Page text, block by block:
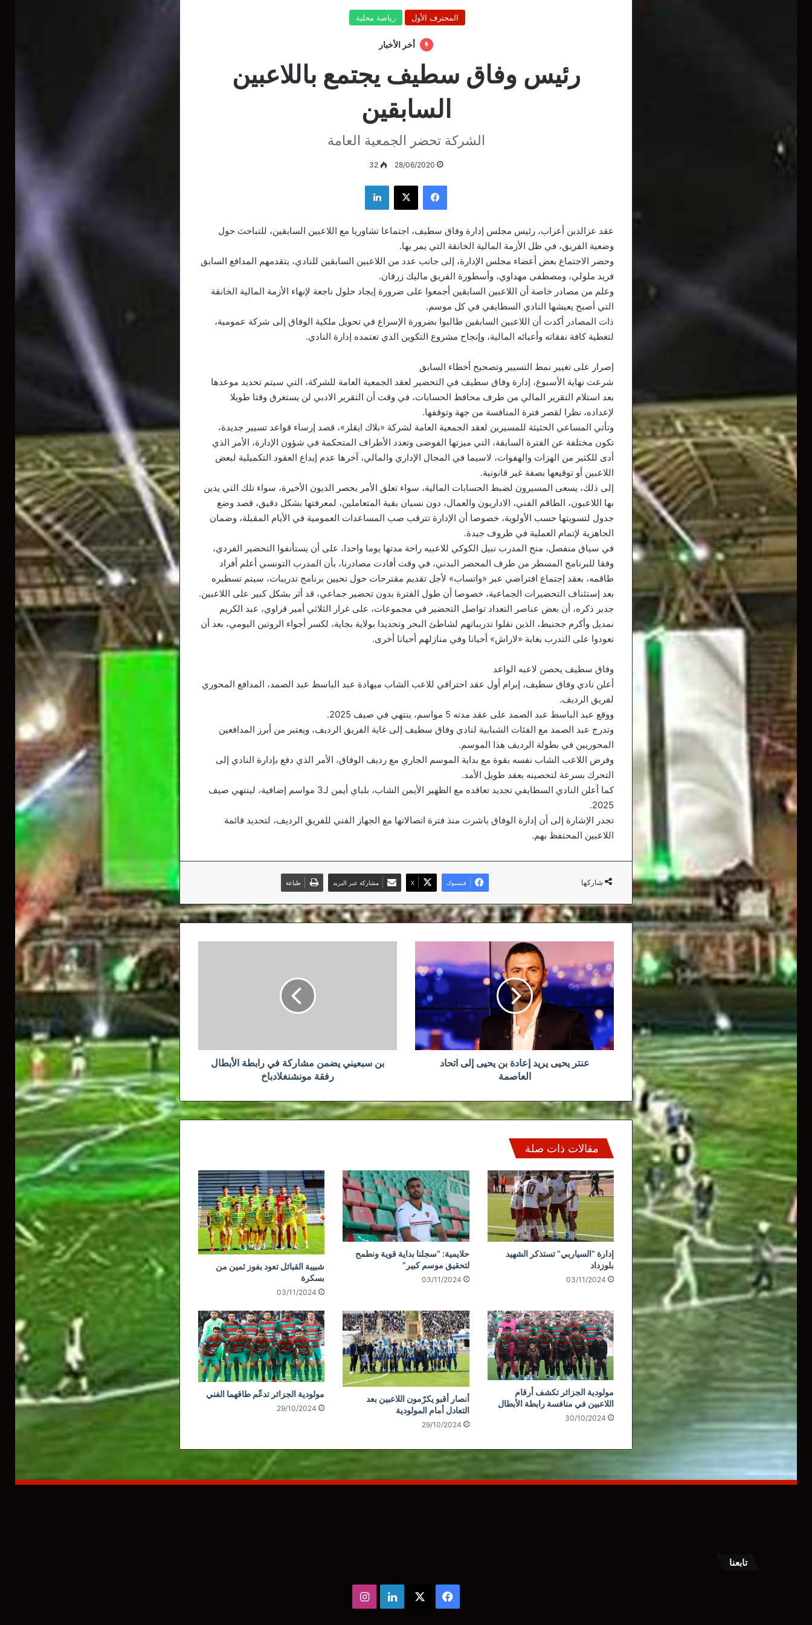
المحترف الأول رياضة محلية
أخر الأخبار
رئيس وفاق سطيف يجتمع باللاعبين
السابقين
الشركة تحضر الجمعية العامة
28/06/2020
32
فيسبوك ‫X لينكدإن
عقد عزالدين أعراب، رئيس مجلس إدارة وفاق سطيف، اجتماعا تشاوريا مع اللاعبين السابقين، للتباحث حول
وضعية الفريق، في ظل الأزمة المالية الخانقة التي يمر بها.
وحضر الاجتماع بعض أعضاء مجلس الإدارة، إلى جانب عدد من اللاعبين السابقين للنادي، يتقدمهم المدافع السابق
فريد ملولي، ومصطفى مهداوي، وأسطورة الفريق ماليك زرقان.
وعلم من مصادر خاصة أن اللاعبين السابقين أجمعوا على ضرورة إيجاد حلول ناجعة لإنهاء الأزمة المالية الخانقة
التي أصبح يعيشها النادي السطايفي في كل موسم.
ذات المصادر أكدت أن اللاعبين السابقين طالبوا بضرورة الإسراع في تحويل ملكية الوفاق إلى شركة عمومية،
لتغطية كافة نفقاته وأعبائه المالية، وإنجاح مشروع التكوين الذي تعتمده إدارة النادي.
إصرار على تغيير نمط التسيير وتصحيح أخطاء السابق
شرعت نهاية الأسبوع، إدارة وفاق سطيف في التحضير لعقد الجمعية العامة للشركة، التي سيتم تحديد موعدها
بعد استلام التقرير المالي من طرف محافظ الحسابات، في وقت أن التقرير الادبي لن يستغرق وقتا طويلا
لإعداده، نظرا لقصر فترة المنافسة من جهة وتوقفها.
وتأتي المساعي الحثيثة للمسيرين لعقد الجمعية العامة لشركة «بلاك ايقلز»، قصد إرساء قواعد تسيير جديدة،
تكون مختلفة عن الفترة السابقة، التي ميزتها الفوضى وتعدد الأطراف المتحكمة في شؤون الإدارة، الأمر الذي
أدى للكثير من الهزات والهفوات، لاسيما في المجال الإداري والمالي، آخرها عدم إيداع العقود التكميلية لبعض
اللاعبين أو توقيعها بصفة غير قانونية.
إلى ذلك، يسعى المسيرون لضبط الحسابات المالية، سواء تعلق الأمر بحصر الديون الأخيرة، سواء تلك التي يدين
بها اللاعبون، الطاقم الفني، الاداريون والعمال، دون نسيان بقية المتعاملين، لمعرفتها بشكل دقيق، قصد وضع
جدول لتسويتها حسب الأولوية، خصوصا أن الإدارة تترقب صب المساعدات العمومية في الأيام المقبلة، وضمان
الجاهزية لإتمام العملية في ظروف جيدة.
في سياق منفصل، منح المدرب نبيل الكوكي للاعبيه راحة مدتها يوما واحدا، على أن يستأنفوا التحضير الفردي،
وفقا للبرنامج المسطر من طرف المحضر البدني، في وقت أفادت مصادرنا، بأن المدرب التونسي أعلم أفراد
طاقمه، بعقد إجتماع افتراضي عبر «واتساب» لأجل تقديم مقترحات حول تحيين برنامج تدريبات، سيتم تسطيره
بعد إستئناف التحضيرات الجماعية، خصوصا أن طول الفترة بدون تحضير جماعي، قد أثر بشكل كبير على اللاعبين.
جدير ذكره، أن بعض عناصر التعداد تواصل التحضير في مجموعات، على غرار الثلاثي أمير قراوي، عبد الكريم
نمديل وأكرم جحنيط، الذين نقلوا تدريباتهم لشاطئ البحر وتحديدا بولاية بجاية، لكسر أجواء الروتين اليومي، بعد أن
تعودوا على التدرب بغابة «لاراش» أحيانا وفي منازلهم أحيانا أخرى.
وفاق سطيف يحصن لاعبه الواعد
أعلن نادي وفاق سطيف، إبرام أول عقد احترافي للاعب الشاب ميهادة عبد الباسط عبد الصمد، المدافع المحوري
لفريق الرديف.
ووقع عبد الباسط عبد الصمد على عقد مدته 5 مواسم، ينتهي في صيف 2025.
وتدرج عبد الصمد مع الفئات الشبابية لنادي وفاق سطيف إلى غاية الفريق الرديف، ويعتبر من أبرز المدافعين
المحوريين في بطولة الرديف هذا الموسم.
وفرض اللاعب الشاب نفسه بقوة مع بداية الموسم الجاري مع رديف الوفاق، الأمر الذي دفع بإدارة النادي إلى
التحرك بسرعة لتحصينه بعقد طويل الأمد.
كما أعلن النادي السطايفي تجديد تعاقده مع الظهير الأيمن الشاب، بلباي أيمن لـ3 مواسم إضافية، لينتهي صيف
2025.
تجدر الإشارة إلى أن إدارة الوفاق باشرت منذ فترة اتصالاتها مع الجهاز الفني للفريق الرديف، لتحديد قائمة
اللاعبين المحتفظ بهم.
شاركها فيسبوك ‫X مشاركة عبر البريد طباعة
يحيى
يريد
إعادة
يحيى
إلى
اتحاد
العاصمة
عنتر يحيى يريد إعادة بن يحيى إلى اتحاد
العاصمة
مونشنغلادباخ
بن سبعيني يضمن مشاركة في رابطة الأبطال
رفقة مونشنغلادباخ
مقالات ذات صلة
إدارة “السياربي” تستذكر الشهيد
بلوزداد
03/11/2024
حلايمية: “سجلنا بداية قوية ونطمح
لتحقيق موسم كبير”
03/11/2024
شبيبة القبائل تعود بفوز ثمين من
بسكرة
03/11/2024
مولودية الجزائر تكشف أرقام
اللاعبين في منافسة رابطة الأبطال
30/10/2024
أنصار أقبو يكرّمون اللاعبين بعد
التعادل أمام المولودية
29/10/2024
مولودية الجزائر تدعّم طاقهما الفني
29/10/2024
تابعنا
فيسبوك لينكدإنانستقرام